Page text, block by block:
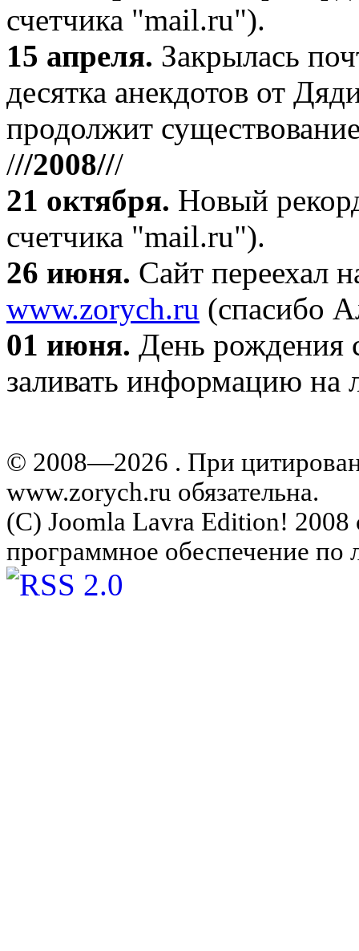
счетчика "mail.ru").
15 апреля. Закрылась
десятка анекдотов от
продолжит
///2008///
21 октября. Новый
счетчика "mail.ru").
26 июня. Сайт переехал
www.zorych.ru (спасибо
01 июня. День рождения
заливать информацию на
© 2008—2026 . При
www.zorych.ru обязательна.
(C) Joomla Lavra Edition! 2008
программное обеспечение по